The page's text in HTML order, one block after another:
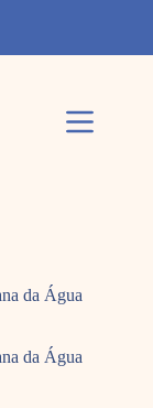
da Água
da Água